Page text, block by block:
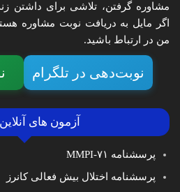
مشاوره گرفتن، تلاشی برای داشتن
اگر مایل به دریافت نوبت مشاوره
من در ارتباط باشید.
نوبت‌دهی در تلگرام
آزمون های
پرسشنامه MMPI-۷۱
پرسشنامه اختلال بیش فعالی کانرز